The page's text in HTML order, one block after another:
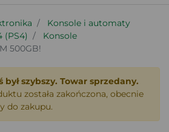
Konsole i automaty
(PS4)
Konsole
500GB!
był szybszy. Towar sprzedany.
została zakończona, obecnie
do zakupu.